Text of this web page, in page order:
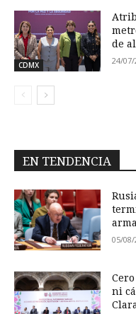
CDMX
de
24/07/
EN TENDENCIA
05/08/
ni